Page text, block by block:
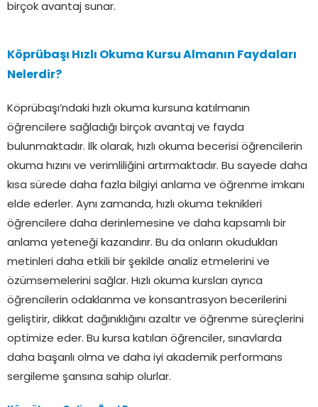
birçok avantaj sunar.
Köprübaşı Hızlı Okuma Kursu Almanın Faydaları
Nelerdir?
Köprübaşı’ndaki hızlı okuma kursuna katılmanın
öğrencilere sağladığı birçok avantaj ve fayda
bulunmaktadır. İlk olarak, hızlı okuma becerisi öğrencilerin
okuma hızını ve verimliliğini artırmaktadır. Bu sayede daha
kısa sürede daha fazla bilgiyi anlama ve öğrenme imkanı
elde ederler. Aynı zamanda, hızlı okuma teknikleri
öğrencilere daha derinlemesine ve daha kapsamlı bir
anlama yeteneği kazandırır. Bu da onların okudukları
metinleri daha etkili bir şekilde analiz etmelerini ve
özümsemelerini sağlar. Hızlı okuma kursları ayrıca
öğrencilerin odaklanma ve konsantrasyon becerilerini
geliştirir, dikkat dağınıklığını azaltır ve öğrenme süreçlerini
optimize eder. Bu kursa katılan öğrenciler, sınavlarda
daha başarılı olma ve daha iyi akademik performans
sergileme şansına sahip olurlar.